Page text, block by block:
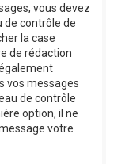
vous devez
de contrôle de
la case
de rédaction
vos messages
de contrôle
option, il ne
votre